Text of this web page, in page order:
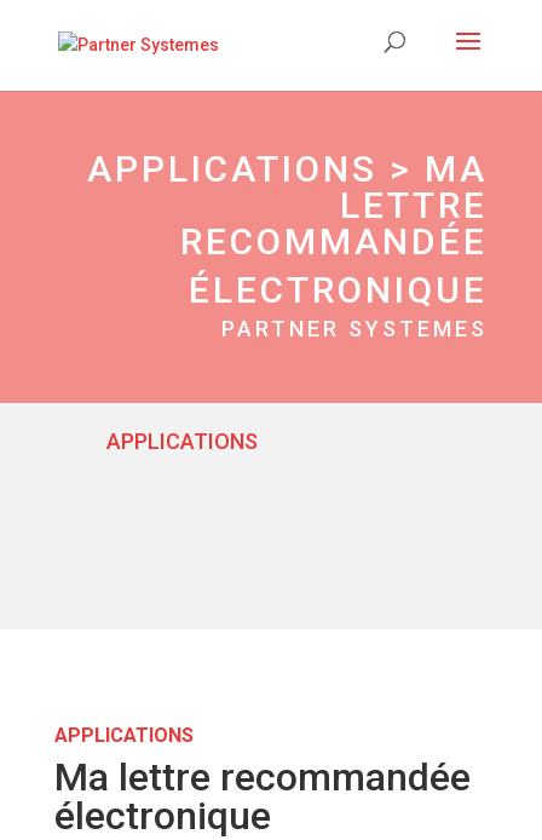
APPLICATIONS > MA
LETTRE
RECOMMANDÉE
ÉLECTRONIQUE
PARTNER SYSTEMES
APPLICATIONS
APPLICATIONS
Ma lettre recommandée
électronique